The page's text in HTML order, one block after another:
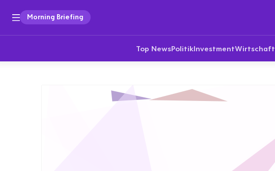
Morning Briefing
Top NewsPolitikInvestmentWirtschaft